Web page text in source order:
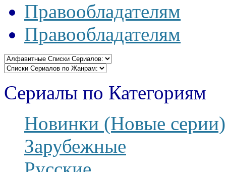
Правообладателям
Правообладателям
Сериалы по Категориям
Новинки (Новые серии)
Зарубежные